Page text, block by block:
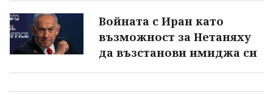
Войната с Иран като
възможност за Нетаняху
да възстанови имиджа си